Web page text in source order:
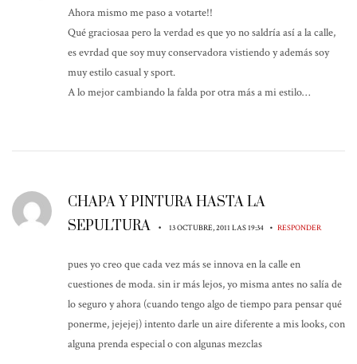
Ahora mismo me paso a votarte!!
Qué graciosaa pero la verdad es que yo no saldría así a la calle,
es evrdad que soy muy conservadora vistiendo y además soy
muy estilo casual y sport.
A lo mejor cambiando la falda por otra más a mi estilo…
CHAPA Y PINTURA HASTA LA
SEPULTURA
• 13 OCTUBRE, 2011 LAS 19:34 • RESPONDER
pues yo creo que cada vez más se innova en la calle en
cuestiones de moda. sin ir más lejos, yo misma antes no salía de
lo seguro y ahora (cuando tengo algo de tiempo para pensar qué
ponerme, jejejej) intento darle un aire diferente a mis looks, con
alguna prenda especial o con algunas mezclas